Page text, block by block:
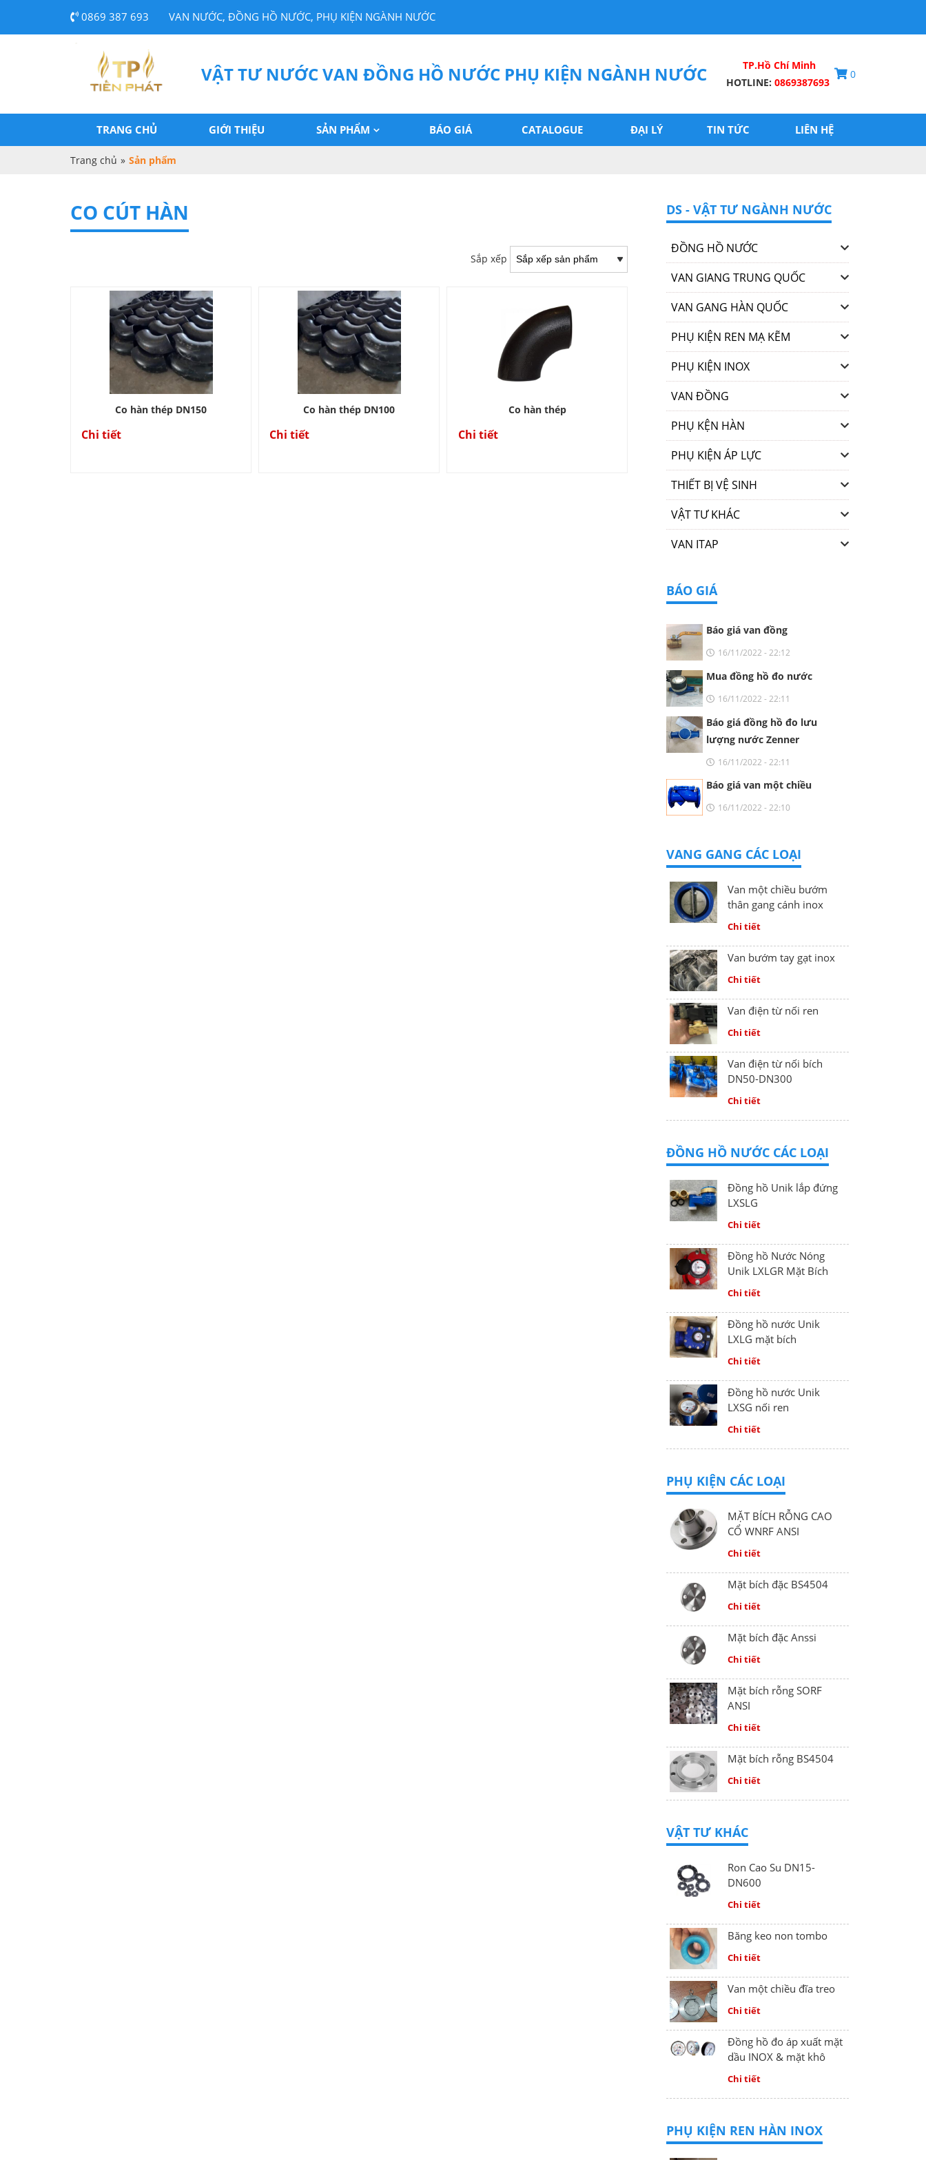
0869 387 693 VAN NƯỚC, ĐỒNG HỒ NƯỚC, PHỤ KIỆN NGÀNH NƯỚC
VẬT TƯ NƯỚC VAN ĐỒNG HỒ NƯỚC PHỤ KIỆN NGÀNH NƯỚC
TP.Hồ Chí Minh
HOTLINE: 0869387693
0
TRANG CHỦ GIỚI THIỆU SẢN PHẨM BÁO GIÁ CATALOGUE ĐẠI LÝ TIN TỨC LIÊN HỆ
Trang chủ » Sản phẩm
CO CÚT HÀN
Sắp xếp
Co hàn thép DN150
Chi tiết
Co hàn thép DN100
Chi tiết
Co hàn thép
Chi tiết
DS - VẬT TƯ NGÀNH NƯỚC
ĐỒNG HỒ NƯỚC
VAN GIANG TRUNG QUỐC
VAN GANG HÀN QUỐC
PHỤ KIỆN REN MẠ KẼM
PHỤ KIỆN INOX
VAN ĐỒNG
PHỤ KỆN HÀN
PHỤ KIỆN ÁP LỰC
THIẾT BỊ VỆ SINH
VẬT TƯ KHÁC
VAN ITAP
BÁO GIÁ
Báo giá van đồng
16/11/2022 - 22:12
Mua đồng hồ đo nước
16/11/2022 - 22:11
Báo giá đồng hồ đo lưu
lượng nước Zenner
16/11/2022 - 22:11
Báo giá van một chiều
16/11/2022 - 22:10
VANG GANG CÁC LOẠI
Van một chiều bướm
thân gang cánh inox
Chi tiết
Van bướm tay gạt inox
Chi tiết
Van điện từ nối ren
Chi tiết
Van điện từ nối bích
DN50-DN300
Chi tiết
ĐỒNG HỒ NƯỚC CÁC LOẠI
Đồng hồ Unik lắp đứng
LXSLG
Chi tiết
Đồng hồ Nước Nóng
Unik LXLGR Mặt Bích
Chi tiết
Đồng hồ nước Unik
LXLG mặt bích
Chi tiết
Đồng hồ nước Unik
LXSG nối ren
Chi tiết
PHỤ KIỆN CÁC LOẠI
MẶT BÍCH RỖNG CAO
CỔ WNRF ANSI
Chi tiết
Mặt bích đặc BS4504
Chi tiết
Mặt bích đặc Anssi
Chi tiết
Mặt bích rỗng SORF
ANSI
Chi tiết
Mặt bích rỗng BS4504
Chi tiết
VẬT TƯ KHÁC
Ron Cao Su DN15-
DN600
Chi tiết
Băng keo non tombo
Chi tiết
Van một chiều đĩa treo
Chi tiết
Đồng hồ đo áp xuất mặt
dầu INOX & mặt khô
Chi tiết
PHỤ KIỆN REN HÀN INOX